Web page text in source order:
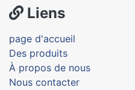
Liens
page d'accueil
Des produits
À propos de nous
Nous contacter